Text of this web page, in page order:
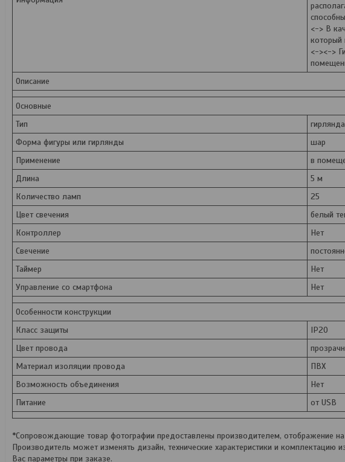
<-> В
который
<-><->
Описание
Основные
Тип
гирлянда
Форма фигуры или гирлянды
шар
Применение
в
Длина
5 м
Количество ламп
25
Цвет свечения
белый
Контроллер
Нет
Свечение
Таймер
Нет
Управление со смартфона
Нет
Особенности конструкции
Класс защиты
IP20
Цвет провода
Материал изоляции провода
ПВХ
Возможность объединения
Нет
Питание
от USB
*Сопровождающие товар фотографии предоставлены производителем, отображение
Производитель может изменять дизайн, технические характеристики и
Вас параметры при заказе.